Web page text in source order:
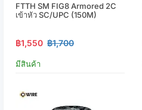
FTTH SM FIG8 Armored 2C
เข้าหัว SC/UPC (150M)
฿1,550 ฿1,700
มีสินค้า